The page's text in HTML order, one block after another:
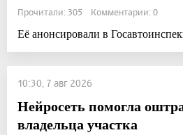
Прочитали: 305 Комментарии: 0
Её анонсировали в
10:30, 7 авг 2026
Нейросеть помогла
владельца участка